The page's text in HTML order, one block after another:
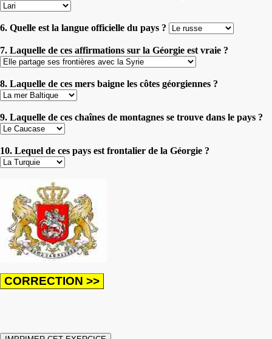
6. Quelle est la langue officielle du pays ?
7. Laquelle de ces affirmations sur la Géorgie est vraie ?
8. Laquelle de ces mers baigne les côtes géorgiennes ?
9. Laquelle de ces chaînes de montagnes se trouve dans le pays ?
10. Lequel de ces pays est frontalier de la Géorgie ?